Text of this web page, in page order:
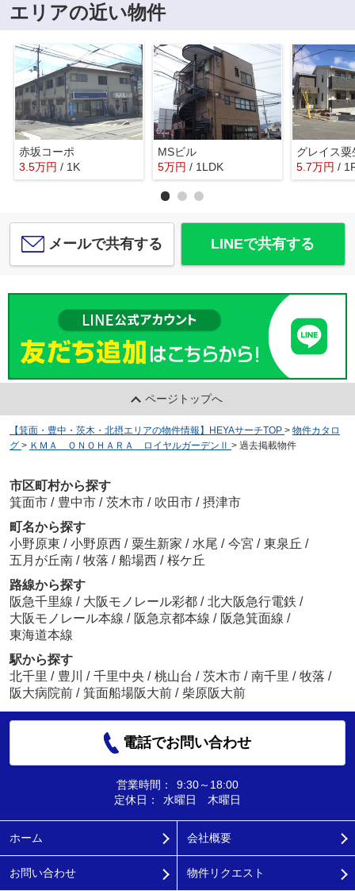
エリアの近い物件
赤坂コーポ
3.5万円 / 1K
MSビル
5万円 / 1LDK
グレイス粟
5.7万円 /
メールで共有する LINEで共有する
ページトップへ
【箕面・豊中・茨木・北摂エリアの物件情報】HEYAサーチTOP > 物件カタロ
グ > ＫＭＡ ＯＮＯＨＡＲＡ ロイヤルガーデンⅡ > 過去掲載物件
市区町村から探す
箕面市 / 豊中市 / 茨木市 / 吹田市 / 摂津市
町名から探す
小野原東 / 小野原西 / 粟生新家 / 水尾 / 今宮 / 東泉丘 /
五月が丘南 / 牧落 / 船場西 / 桜ケ丘
路線から探す
阪急千里線 / 大阪モノレール彩都 / 北大阪急行電鉄 /
大阪モノレール本線 / 阪急京都本線 / 阪急箕面線 /
東海道本線
駅から探す
北千里 / 豊川 / 千里中央 / 桃山台 / 茨木市 / 南千里 / 牧落 /
阪大病院前 / 箕面船場阪大前 / 柴原阪大前
電話でお問い合わせ
営業時間：
9:30～18:00
定休日：
水曜日 木曜日
ホーム 会社概要
お問い合わせ 物件リクエスト